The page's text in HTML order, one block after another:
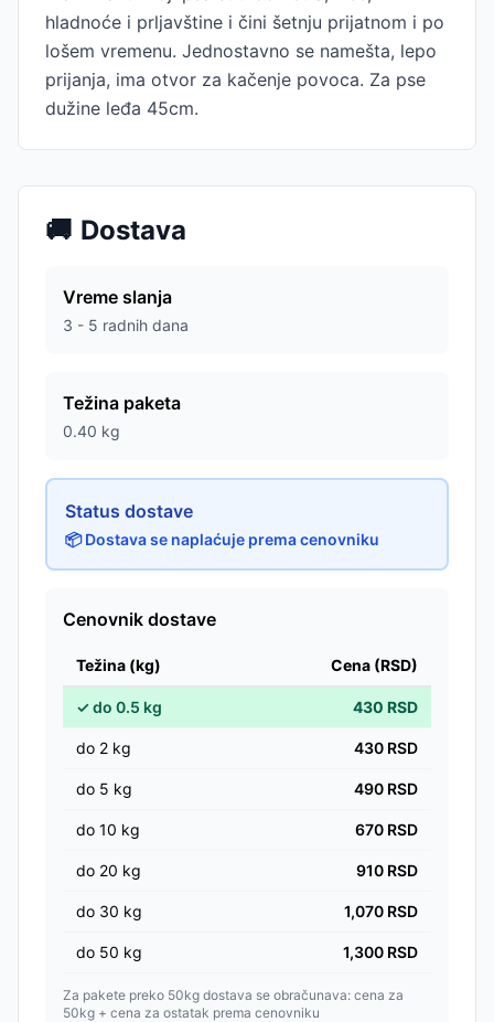
hladnoće i prljavštine i čini šetnju prijatnom i po
lošem vremenu. Jednostavno se namešta, lepo
prijanja, ima otvor za kačenje povoca. Za pse
dužine leđa 45cm.
🚚 Dostava
Vreme slanja
3 - 5 radnih dana
Težina paketa
0.40 kg
Status dostave
📦 Dostava se naplaćuje prema cenovniku
Cenovnik dostave
Težina (kg) Cena (RSD)
✓do 0.5 kg 430 RSD
do 2 kg 430 RSD
do 5 kg 490 RSD
do 10 kg 670 RSD
do 20 kg 910 RSD
do 30 kg 1,070 RSD
do 50 kg 1,300 RSD
Za pakete preko 50kg dostava se obračunava: cena za
50kg + cena za ostatak prema cenovniku